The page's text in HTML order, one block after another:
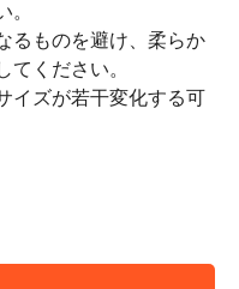
。
るものを避け、柔らか
てください。
イズが若干変化する可